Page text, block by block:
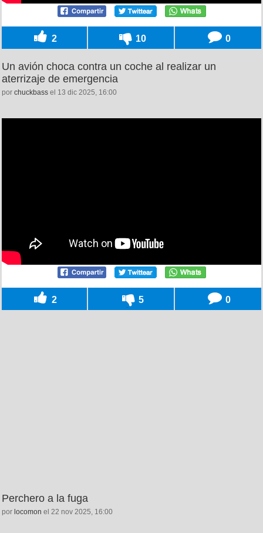
2 10 0
Un avión choca contra un coche al realizar un
aterrizaje de emergencia
por chuckbass el 13 dic 2025, 16:00
2 5 0
Perchero a la fuga
por locomon el 22 nov 2025, 16:00